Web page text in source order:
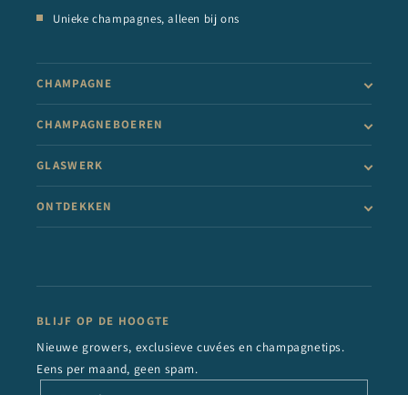
Unieke champagnes, alleen bij ons
CHAMPAGNE
CHAMPAGNEBOEREN
GLASWERK
ONTDEKKEN
BLIJF OP DE HOOGTE
Nieuwe growers, exclusieve cuvées en champagnetips.
Eens per maand, geen spam.